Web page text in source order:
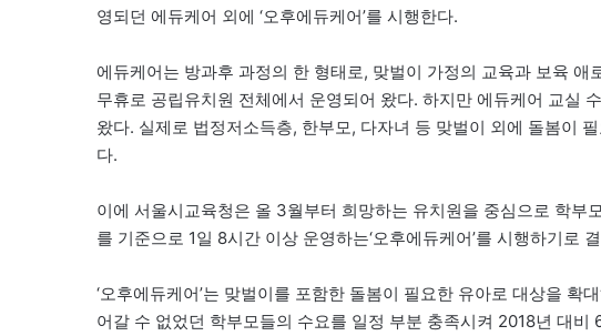
영되던 에듀케어 외에 ‘오후에듀케어’를 시행한다.
에듀케어는 방과후 과정의 한 형태로, 맞벌이 가정의 교육과 보육
무휴로 공립유치원 전체에서 운영되어 왔다. 하지만 에듀케어 교실
왔다. 실제로 법정저소득층, 한부모, 다자녀 등 맞벌이 외에 돌봄이
다.
이에 서울시교육청은 올 3월부터 희망하는 유치원을 중심으로 학부
를 기준으로 1일 8시간 이상 운영하는‘오후에듀케어’를 시행하기로
‘오후에듀케어’는 맞벌이를 포함한 돌봄이 필요한 유아로 대상을
어갈 수 없었던 학부모들의 수요를 일정 부분 충족시켜 2018년 대비